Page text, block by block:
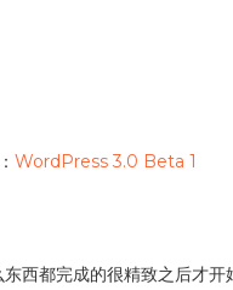
WordPress 3.0 Beta 1
西都完成的很精致之后才开